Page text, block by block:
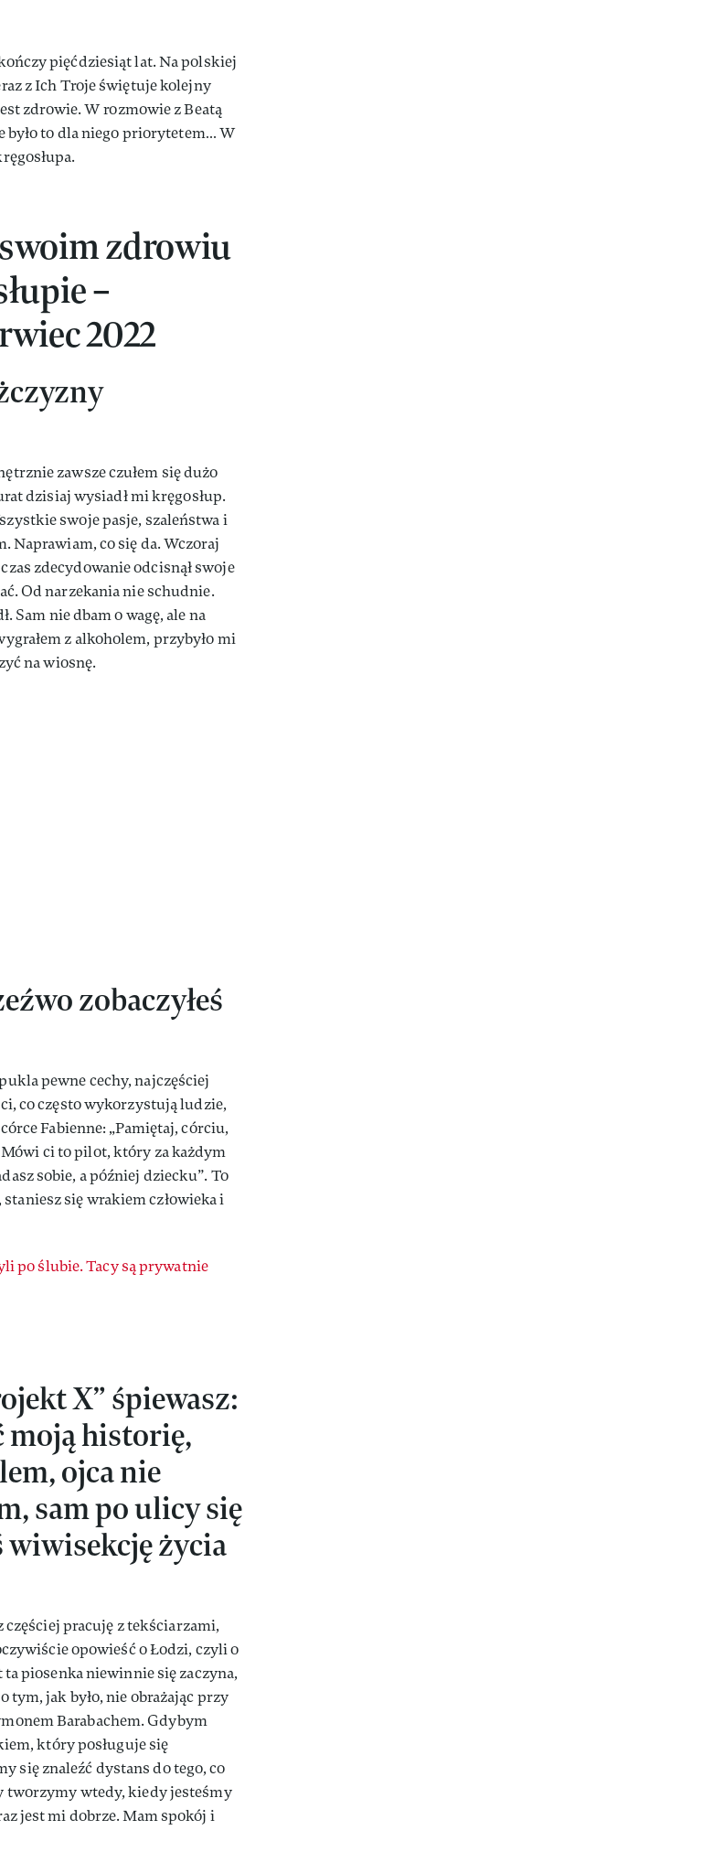
pięćdziesiąt lat. Na polskiej
z Ich Troje świętuje kolejny
zdrowie. W rozmowie z Beatą
było to dla niego priorytetem… W
zdrowiu
–
2022
zawsze czułem się dużo
dzisiaj wysiadł mi kręgosłup.
swoje pasje, szaleństwa i
Naprawiam, co się da. Wczoraj
zdecydowanie odcisnął swoje
Od narzekania nie schudnie.
Sam nie dbam o wagę, ale na
z alkoholem, przybyło mi
na wiosnę.
zobaczyłeś
pewne cechy, najczęściej
co często wykorzystują ludzie,
Fabienne: „Pamiętaj, córciu,
Mówi ci to pilot, który za każdym
sobie, a później dziecku”. To
staniesz się wrakiem człowieka i
po ślubie. Tacy są prywatnie
X” śpiewasz:
moją historię,
ojca nie
sam po ulicy się
wiwisekcję życia
częściej pracuję z tekściarzami,
opowieść o Łodzi, czyli o
piosenka niewinnie się zaczyna,
tym, jak było, nie obrażając przy
Barabachem. Gdybym
który posługuje się
się znaleźć dystans do tego, co
tworzymy wtedy, kiedy jesteśmy
jest mi dobrze. Mam spokój i